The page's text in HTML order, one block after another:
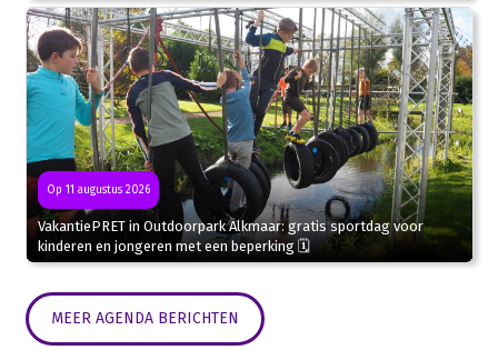
Op 11 augustus 2026
VakantiePRET in Outdoorpark Alkmaar: gratis sportdag voor
kinderen en jongeren met een beperking 🗓
MEER AGENDA BERICHTEN